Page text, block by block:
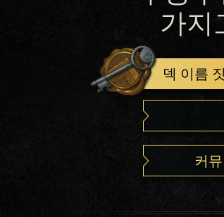
가지
덱 이름
커